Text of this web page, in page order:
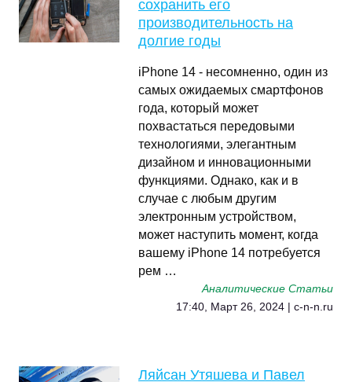
сохранить его
производительность на
долгие годы
iPhone 14 - несомненно, один из
самых ожидаемых смартфонов
года, который может
похвастаться передовыми
технологиями, элегантным
дизайном и инновационными
функциями. Однако, как и в
случае с любым другим
электронным устройством,
может наступить момент, когда
вашему iPhone 14 потребуется
рем …
Аналитические Статьи
17:40, Март 26, 2024 | c-n-n.ru
Ляйсан Утяшева и Павел